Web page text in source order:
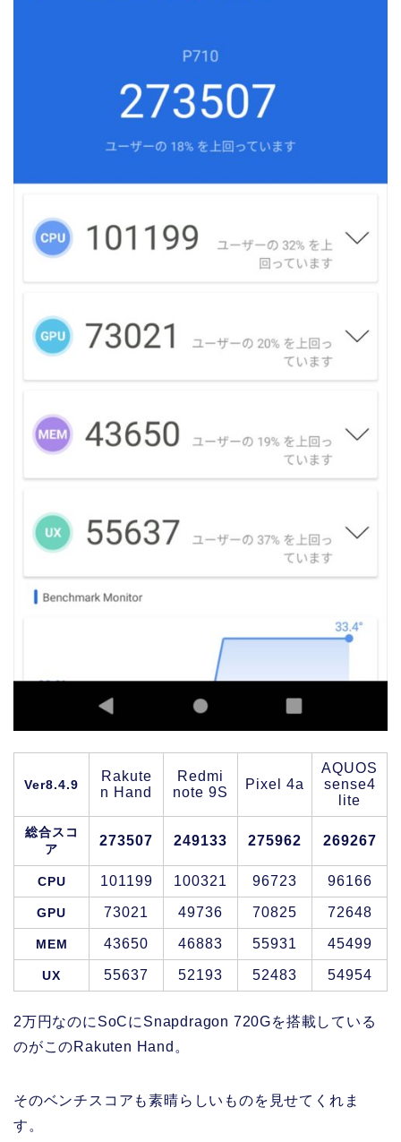
Ver8.4.9
Rakute
n Hand
Redmi
note 9S
Pixel 4a
AQUOS
sense4
lite
総合スコ
ア
273507 249133 275962 269267
CPU 101199 100321 96723 96166
GPU 73021 49736 70825 72648
MEM 43650 46883 55931 45499
UX 55637 52193 52483 54954
2万円なのにSoCにSnapdragon 720Gを搭載している
のがこのRakuten Hand。
そのベンチスコアも素晴らしいものを見せてくれま
す。